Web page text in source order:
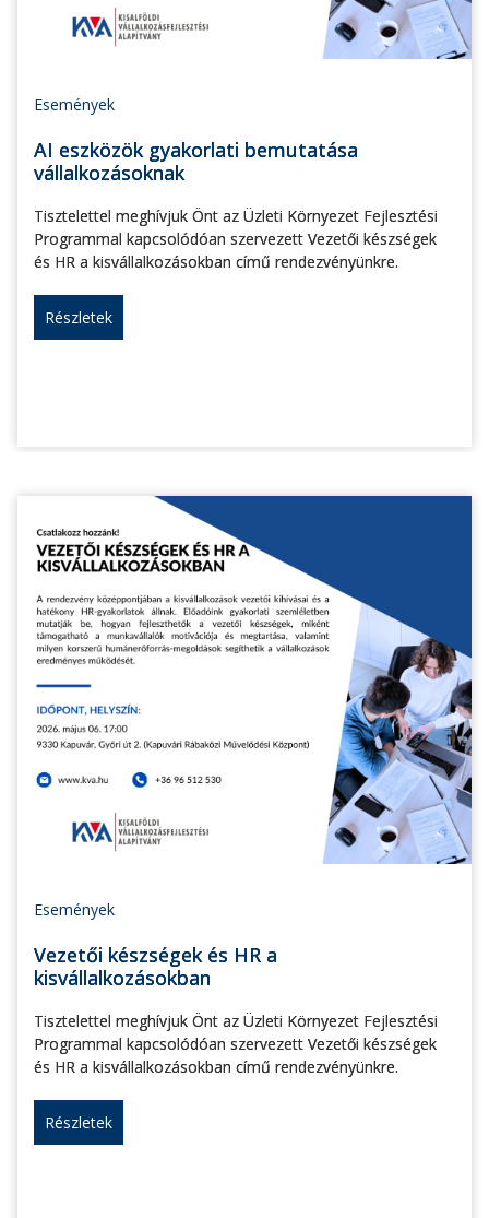
Események
AI eszközök gyakorlati bemutatása
vállalkozásoknak
Tisztelettel meghívjuk Önt az Üzleti Környezet Fejlesztési
Programmal kapcsolódóan szervezett Vezetői készségek
és HR a kisvállalkozásokban című rendezvényünkre.
Részletek
Események
Vezetői készségek és HR a
kisvállalkozásokban
Tisztelettel meghívjuk Önt az Üzleti Környezet Fejlesztési
Programmal kapcsolódóan szervezett Vezetői készségek
és HR a kisvállalkozásokban című rendezvényünkre.
Részletek